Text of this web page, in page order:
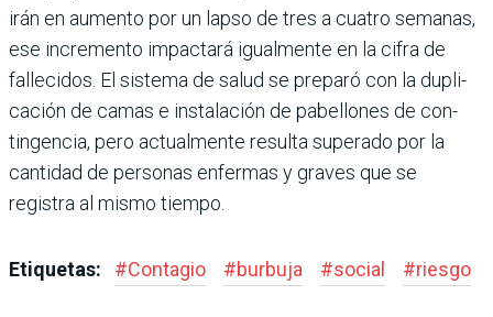
irán en aumento por un lapso de tres a cuatro sema­nas,
ese incremento impac­tará igualmente en la cifra de
fallecidos. El sistema de salud se preparó con la dupli­
cación de camas e instala­ción de pabellones de con­
tingencia, pero actualmente resulta superado por la
can­tidad de personas enfermas y graves que se
registra al mismo tiempo.
Etiquetas: #Contagio #burbuja #social #riesgo